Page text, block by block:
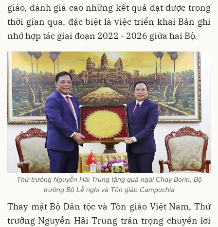
giáo, đánh giá cao những kết quả đạt được trong
thời gian qua, đặc biệt là việc triển khai Bản ghi
nhớ hợp tác giai đoạn 2022 - 2026 giữa hai Bộ.
Thứ trưởng Nguyễn Hải Trung tặng quà ngài Chay Borin, Bộ
trưởng Bộ Lễ nghi và Tôn giáo Campuchia
Thay mặt Bộ Dân tộc và Tôn giáo Việt Nam, Thứ
trưởng Nguyễn Hải Trung trân trọng chuyển lời